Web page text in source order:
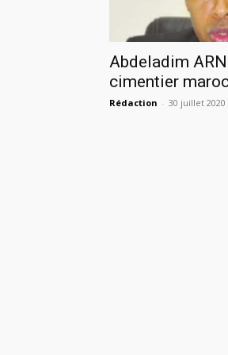
Abdeladim
cimentier
Rédaction - 30 juillet 2020